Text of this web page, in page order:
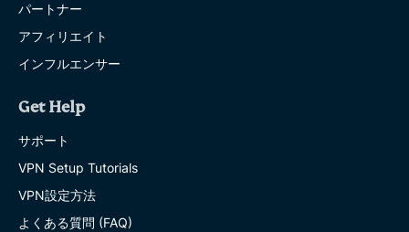
パートナー
アフィリエイト
インフルエンサー
Get Help
サポート
VPN Setup Tutorials
VPN設定方法
よくある質問 (FAQ)